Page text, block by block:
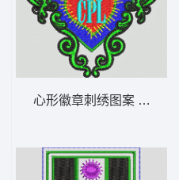
心形徽章刺绣图案 章标